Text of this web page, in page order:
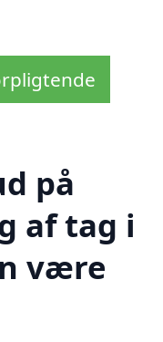
på
af tag i
være